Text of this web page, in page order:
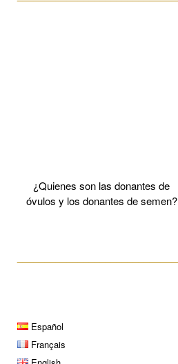
¿Quienes son las donantes de
óvulos y los donantes de semen?
Español
Français